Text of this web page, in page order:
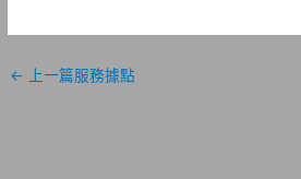
← 上一篇服務據點